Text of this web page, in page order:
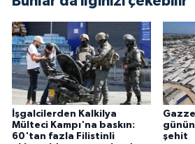
İşgalcilerden Kalkilya
Mülteci Kampı'na baskın:
60'tan fazla Filistinli
şehit